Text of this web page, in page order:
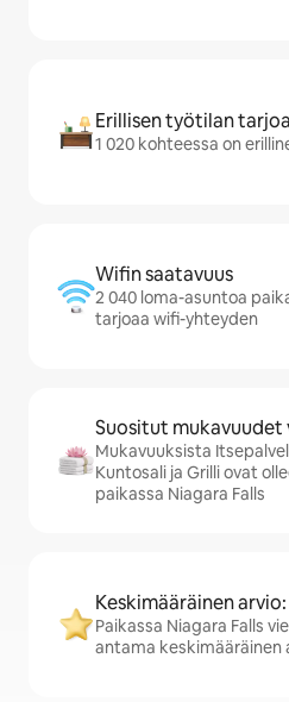
Erillisen työtilan
1 020 kohteessa on
Wifin saatavuus
2 040 loma-asuntoa
tarjoaa wifi-yhteyden
Suositut mukavuudet
Mukavuuksista
Kuntosali ja Grilli ovat
paikassa Niagara Falls
Keskimääräinen arvio:
Paikassa Niagara Falls
antama keskimääräinen